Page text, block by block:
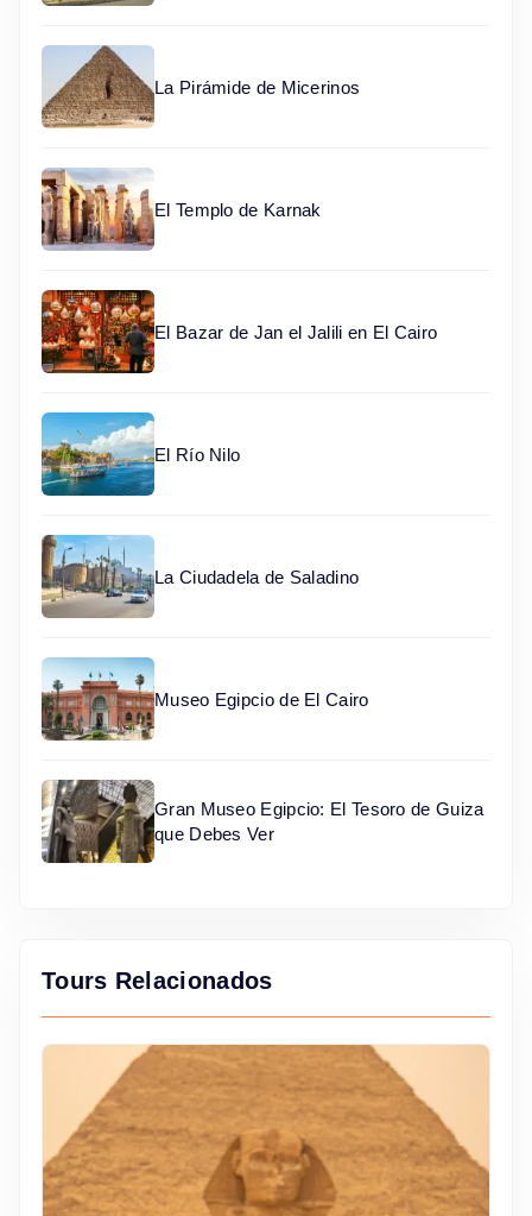
La Pirámide de Micerinos
El Templo de Karnak
El Bazar de Jan el Jalili en El Cairo
El Río Nilo
La Ciudadela de Saladino
Museo Egipcio de El Cairo
Gran Museo Egipcio: El Tesoro de Guiza
que Debes Ver
Tours Relacionados